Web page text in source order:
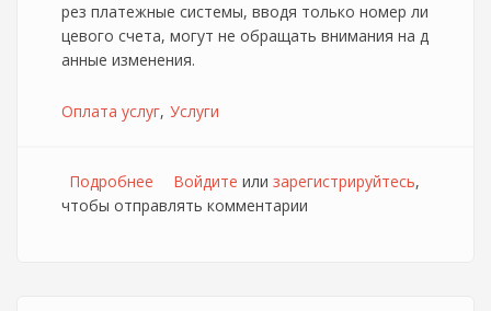
рез платежные системы, вводя только номер ли
цевого счета, могут не обращать внимания на д
анные изменения.
Оплата услуг Услуги
Подробнее о Провайдер JustLan сообщает об
изменении реквизитов
Войдите или зарегистрируйтесь,
чтобы отправлять комментарии